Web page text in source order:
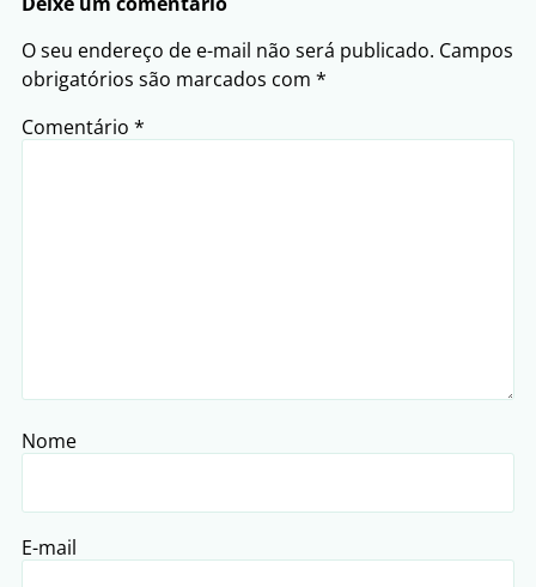
O seu endereço de e-mail não será publicado. Campos
obrigatórios são marcados com *
Comentário *
Nome
E-mail